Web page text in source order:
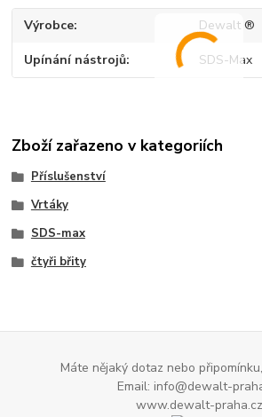
Výrobce Dewalt ®
Upínání nástrojů SDS-Max
Zboží zařazeno v kategoriích
Příslušenství
Vrtáky
SDS-max
čtyři břity
Máte nějaký dotaz nebo
Email: info@dewalt-
www.dewalt-praha.cz